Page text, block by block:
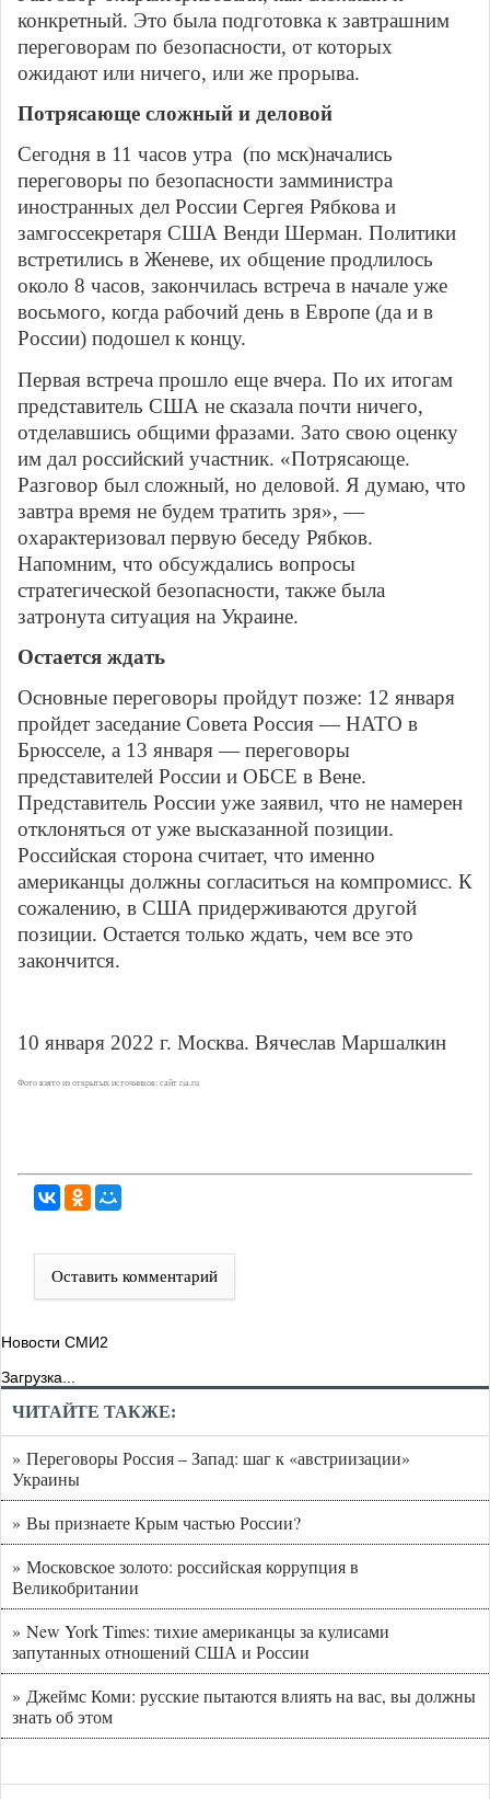
конкретный. Это была подготовка к завтрашним
переговорам по безопасности, от которых
ожидают или ничего, или же прорыва.
Потрясающе сложный и деловой
Сегодня в 11 часов утра (по мск)начались
переговоры по безопасности замминистра
иностранных дел России Сергея Рябкова и
замгоссекретаря США Венди Шерман. Политики
встретились в Женеве, их общение продлилось
около 8 часов, закончилась встреча в начале уже
восьмого, когда рабочий день в Европе (да и в
России) подошел к концу.
Первая встреча прошло еще вчера. По их итогам
представитель США не сказала почти ничего,
отделавшись общими фразами. Зато свою оценку
им дал российский участник. «Потрясающе.
Разговор был сложный, но деловой. Я думаю, что
завтра время не будем тратить зря», —
охарактеризовал первую беседу Рябков.
Напомним, что обсуждались вопросы
стратегической безопасности, также была
затронута ситуация на Украине.
Остается ждать
Основные переговоры пройдут позже: 12 января
пройдет заседание Совета Россия — НАТО в
Брюсселе, а 13 января — переговоры
представителей России и ОБСЕ в Вене.
Представитель России уже заявил, что не намерен
отклоняться от уже высказанной позиции.
Российская сторона считает, что именно
американцы должны согласиться на компромисс. К
сожалению, в США придерживаются другой
позиции. Остается только ждать, чем все это
закончится.
10 января 2022 г. Москва. Вячеслав Маршалкин
Фото взято из открытых источников: сайт ria.ru
Оставить комментарий
Новости СМИ2
Загрузка...
ЧИТАЙТЕ ТАКЖЕ:
» Переговоры Россия – Запад: шаг к «австриизации»
Украины
» Вы признаете Крым частью России?
» Московское золото: российская коррупция в
Великобритании
» New York Times: тихие американцы за кулисами
запутанных отношений США и России
» Джеймс Коми: русские пытаются влиять на вас, вы должны
знать об этом